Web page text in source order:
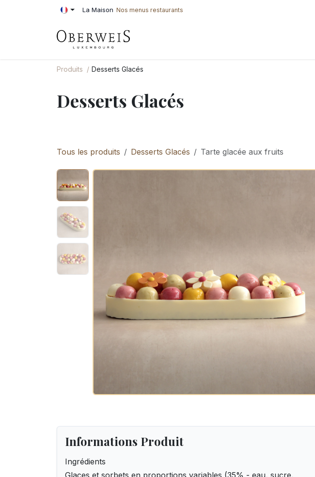
Se rendre au contenu La Maison Nos menus restaurants
Produits Desserts Glacés
Desserts Glacés
Tous les produits Desserts Glacés Tarte glacée aux fruits
Informations Produit
Ingrédients
Glaces et sorbets en proportions variables (35% - eau, sucre,